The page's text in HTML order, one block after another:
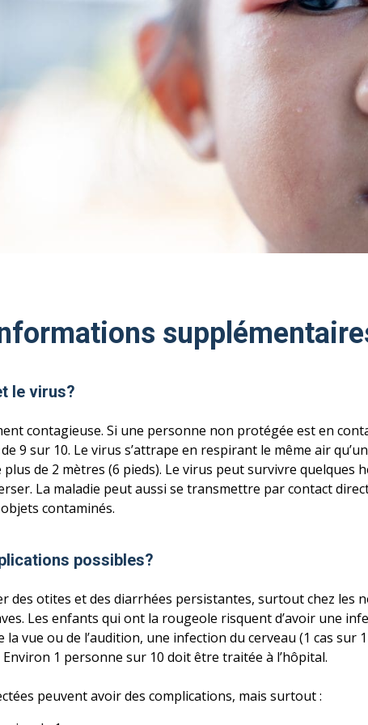
le virus?
contagieuse. Si une personne non protégée est en
9 sur 10. Le virus s’attrape en respirant le même air
de 2 mètres (6 pieds). Le virus peut survivre quelques
La maladie peut aussi se transmettre par contact
contaminés.
possibles?
des otites et des diarrhées persistantes, surtout chez les
Les enfants qui ont la rougeole risquent d’avoir une
vue ou de l’audition, une infection du cerveau (1 cas sur
1 personne sur 10 doit être traitée à l’hôpital.
peuvent avoir des complications, mais surtout :